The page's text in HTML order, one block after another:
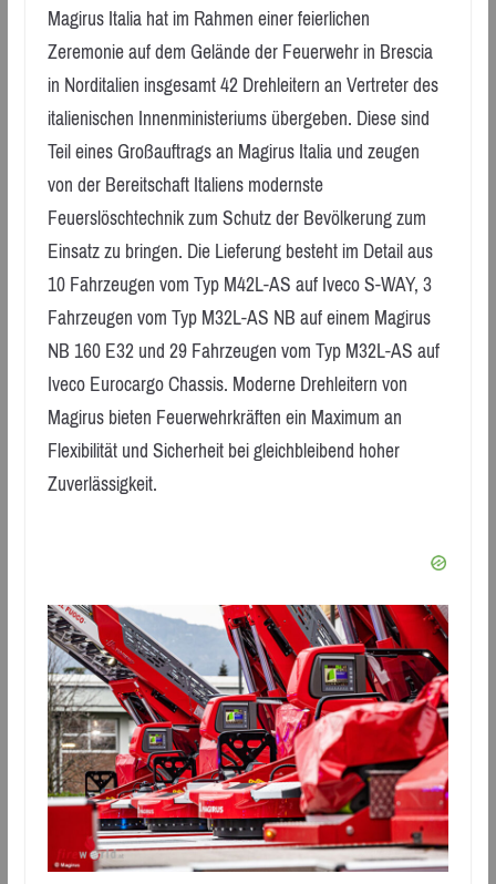
Magirus Italia hat im Rahmen einer feierlichen
Zeremonie auf dem Gelände der Feuerwehr in Brescia
in Norditalien insgesamt 42 Drehleitern an Vertreter des
italienischen Innenministeriums übergeben. Diese sind
Teil eines Großauftrags an Magirus Italia und zeugen
von der Bereitschaft Italiens modernste
Feuerslöschtechnik zum Schutz der Bevölkerung zum
Einsatz zu bringen. Die Lieferung besteht im Detail aus
10 Fahrzeugen vom Typ M42L-AS auf Iveco S-WAY, 3
Fahrzeugen vom Typ M32L-AS NB auf einem Magirus
NB 160 E32 und 29 Fahrzeugen vom Typ M32L-AS auf
Iveco Eurocargo Chassis. Moderne Drehleitern von
Magirus bieten Feuerwehrkräften ein Maximum an
Flexibilität und Sicherheit bei gleichbleibend hoher
Zuverlässigkeit.